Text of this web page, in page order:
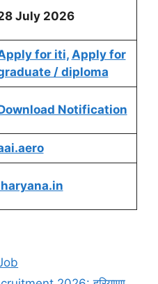
July 2026
for iti, Apply for
/ diploma
Notification